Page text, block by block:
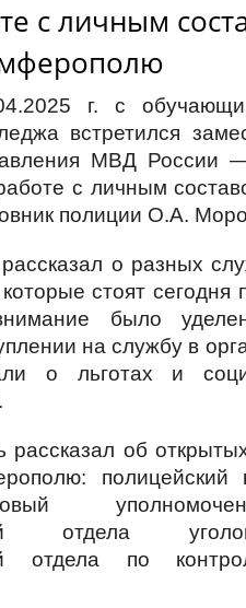
с личным
г. с
встретился
МВД России
с личным
полиции О.А.
о разных
стоят сегодня
было
на службу в
о льготах и
рассказал об
полицейский
отдела
отдела по